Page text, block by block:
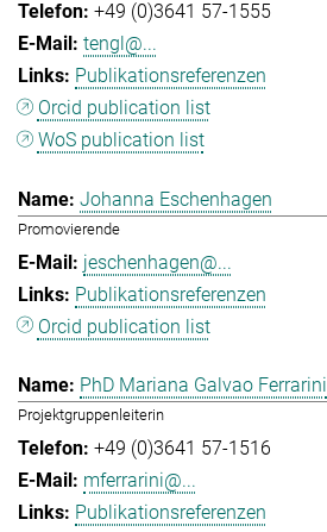
+49 (0)3641 57-1555
tengl@...
Publikationsreferenzen
Orcid publication list
WoS publication list
Johanna Eschenhagen
Promovierende
jeschenhagen@...
Publikationsreferenzen
Orcid publication list
PhD Mariana Galvao Ferrarini
Projektgruppenleiterin
+49 (0)3641 57-1516
mferrarini@...
Publikationsreferenzen